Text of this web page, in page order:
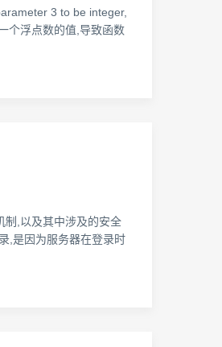
3 to be integer,
个浮点数的值,导致函数
制,以及其中涉及的安全
,是因为服务器在登录时